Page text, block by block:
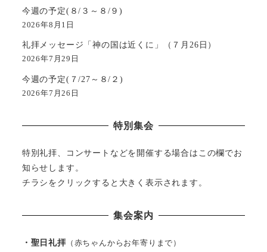
今週の予定(８/３～８/９)
2026年8月1日
礼拝メッセージ「神の国は近くに」（７月26日）
2026年7月29日
今週の予定(７/27～８/２)
2026年7月26日
特別集会
特別礼拝、コンサートなどを開催する場合はこの欄でお
知らせします。
チラシをクリックすると大きく表示されます。
集会案内
・聖日礼拝 （赤ちゃんからお年寄りまで）